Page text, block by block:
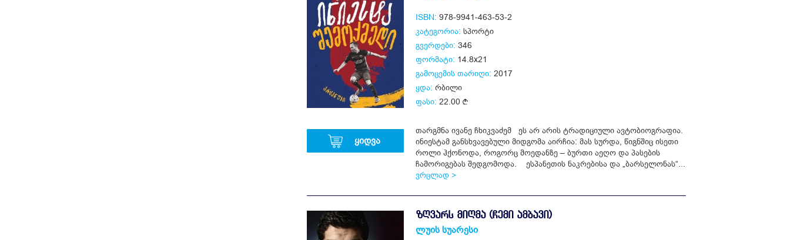
ყიდვა
ISBN: 978-9941-463-53-2
კატეგორია: სპორტი
გვერდები: 346
ფორმატი: 14.8x21
გამოცემის თარიღი: 2017
ყდა: რბილი
ფასი: 22.00
თარგმნა ივანე ჩხიკვაძემ ეს არ არის ტრადიციული ავტობიოგრაფია.
ინიესტამ განსხვავებული მიდგომა აირჩია: მას სურდა, წიგნშიც ისეთი
როლი ჰქონოდა, როგორც მოედანზე – ბურთი აეღო და პასების
ჩამორიგებას შედგომოდა. ესპანეთის ნაკრებისა და „ბარსელონას“...
ვრცლად >
ᲖᲦᲕᲐᲠᲡ ᲛᲘᲦᲛᲐ (ᲩᲔᲛᲘ ᲐᲛᲑᲐᲕᲘ)
ლუის სუარესი